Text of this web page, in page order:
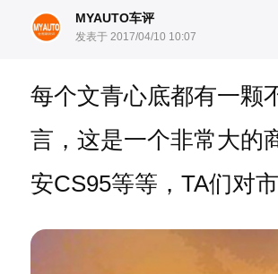
MYAUTO车评
发表于 2017/04/10 10:07
每个文青心底都有一颗
言，这是一个非常大的
安CS95等等，TA们对